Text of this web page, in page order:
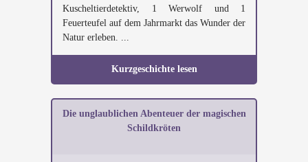
Kuscheltierdetektiv, 1 Werwolf und 1
Feuerteufel auf dem Jahrmarkt das Wunder der
Natur erleben. ...
Kurzgeschichte lesen
Die unglaublichen Abenteuer der magischen
Schildkröten